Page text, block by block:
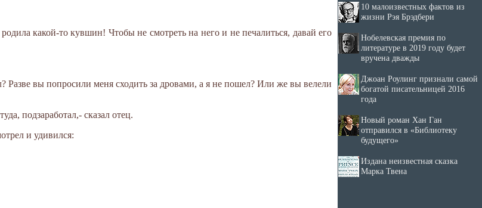
какой-то кувшин! Чтобы не смотреть на него и не печалиться, давай его
Разве вы попросили меня сходить за дровами, а я не пошел? Или же вы велели
подзаработал,- сказал отец.
и удивился:
10 малоизвестных фактов из
жизни Рэя Брэдбери
Нобелевская премия по
литературе в 2019 году будет
вручена дважды
Джоан Роулинг признали самой
богатой писательницей 2016
года
Новый роман Хан Ган
отправился в «Библиотеку
будущего»
Издана неизвестная сказка
Марка Твена